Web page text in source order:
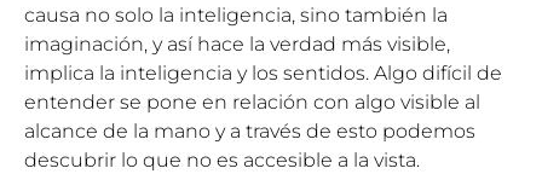
causa no solo la inteligencia, sino también la
imaginación, y así hace la verdad más visible,
implica la inteligencia y los sentidos. Algo difícil de
entender se pone en relación con algo visible al
alcance de la mano y a través de esto podemos
descubrir lo que no es accesible a la vista.